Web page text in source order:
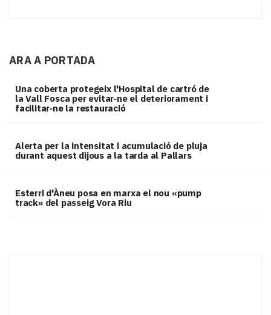
ARA A PORTADA
Una coberta protegeix l'Hospital de cartró de
la Vall Fosca per evitar‑ne el deteriorament i
facilitar‑ne la restauració
Alerta per la intensitat i acumulació de pluja
durant aquest dijous a la tarda al Pallars
Esterri d'Àneu posa en marxa el nou «pump
track» del passeig Vora Riu